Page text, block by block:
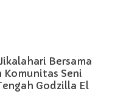
Bersama
Seni
Godzilla El